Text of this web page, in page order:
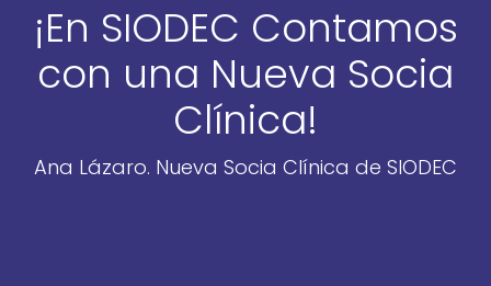
¡En SIODEC Contamos
con una Nueva Socia
Clínica!
Ana Lázaro. Nueva Socia Clínica de SIODEC